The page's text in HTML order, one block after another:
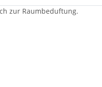
zur Raumbeduftung.